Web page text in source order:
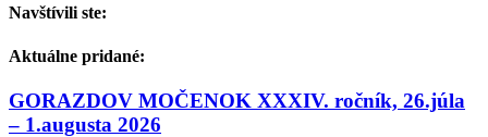
Navštívili ste:
Aktuálne pridané:
GORAZDOV MOČENOK XXXIV. ročník, 26.júla
– 1.augusta 2026